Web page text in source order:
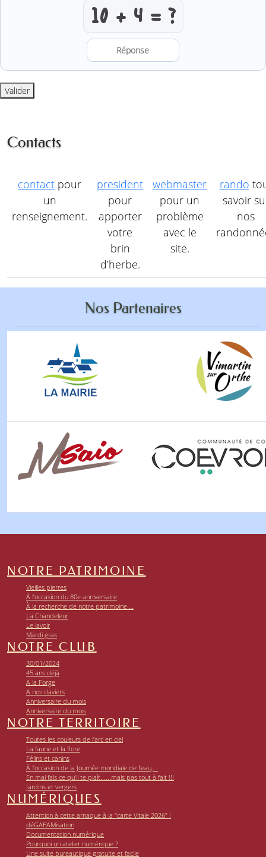
Résoudre l’addition anti-robot
Valider
Contacts
contact pour
un
renseignement.
president
pour
apporter
votre
brin
d’herbe.
webmaster
pour un
problème
avec le
site.
rando
savoir
nos
Nos Partenaires
NOTRE PATRIMOINE
Vieilles pierres
À l’occasion du 80e anniversaire
À la recherche de notre patrimoine …
La Chandeleur
Le lavoir
Mardi gras
NOTRE CLUB
30/01/2024
45 ans déjà
A la Forge
A nos claviers
Anniversaire du mois
Anniversaire du mois
NOTRE TERRITOIRE
Toutes les couleurs de l’arc en ciel
La faune et la flore
Félins et canins
À l’occasion de la Journée mondiale de l’eau,...
En mai fais ce qu’il te plaît......mais pas tout à fait !!!
Jardins et vergers
NUMÉRIQUES
Attention à cette arnaque à la "carte Vitale 2026" !
déGAFAMisation
Documentation numérique
Pourquoi un atelier numérique ?
Une suite bureautique gratuite et facile